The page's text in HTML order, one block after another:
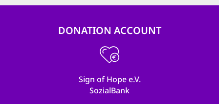
DONATION ACCOUNT
Sign of Hope e.V.
SozialBank